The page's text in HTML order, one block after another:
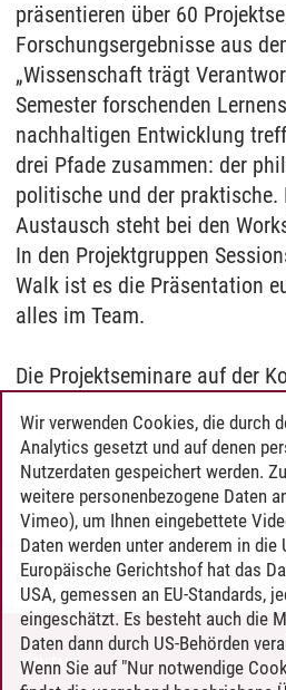
präsentieren über 60
Forschungsergebnisse aus
„Wissenschaft trägt
Semester forschenden
nachhaltigen Entwicklung
drei Pfade zusammen: der
politische und der praktische.
Austausch steht bei den
In den Projektgruppen
Walk ist es die Präsentation
alles im Team.
Die Projektseminare auf der
A-F
G-R
S-Z
Rasmus Schmahl/18.06.2024
KONTAKT
Wir verwenden Cookies, die durch
Analytics gesetzt und auf denen
Nutzerdaten gespeichert werden.
weitere personenbezogene Daten
Vimeo), um Ihnen eingebettete
Daten werden unter anderem in die
Europäische Gerichtshof hat das
USA, gemessen an EU-Standards,
eingeschätzt. Es besteht auch die
Daten dann durch US-Behörden
Wenn Sie auf "Nur notwendige